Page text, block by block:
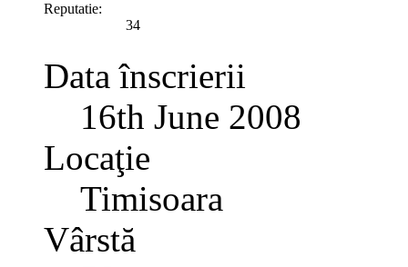
Reputatie:
34
Data înscrierii
16th June 2008
Locaţie
Timisoara
Vârstă